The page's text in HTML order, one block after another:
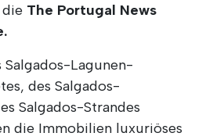
The Portugal News
Salgados-Lagunen-
des Salgados-
Salgados-Strandes
die Immobilien luxuriöses